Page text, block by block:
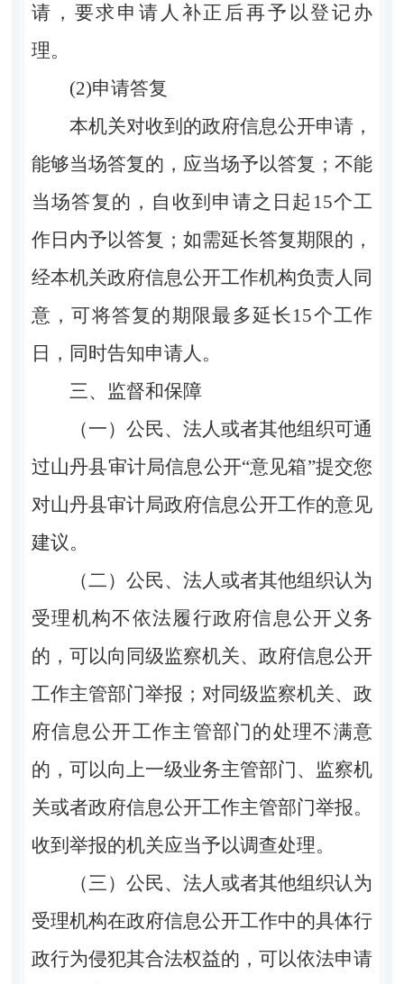
请，要求申请人补正后再予以登记办
理。
(2)申请答复
本机关对收到的政府信息公开申请，
能够当场答复的，应当场予以答复；不能
当场答复的，自收到申请之日起15个工
作日内予以答复；如需延长答复期限的，
经本机关政府信息公开工作机构负责人同
意，可将答复的期限最多延长15个工作
日，同时告知申请人。
三、监督和保障
（一）公民、法人或者其他组织可通
过山丹县审计局信息公开“意见箱”提交您
对山丹县审计局政府信息公开工作的意见
建议。
（二）公民、法人或者其他组织认为
受理机构不依法履行政府信息公开义务
的，可以向同级监察机关、政府信息公开
工作主管部门举报；对同级监察机关、政
府信息公开工作主管部门的处理不满意
的，可以向上一级业务主管部门、监察机
关或者政府信息公开工作主管部门举报。
收到举报的机关应当予以调查处理。
（三）公民、法人或者其他组织认为
受理机构在政府信息公开工作中的具体行
政行为侵犯其合法权益的，可以依法申请